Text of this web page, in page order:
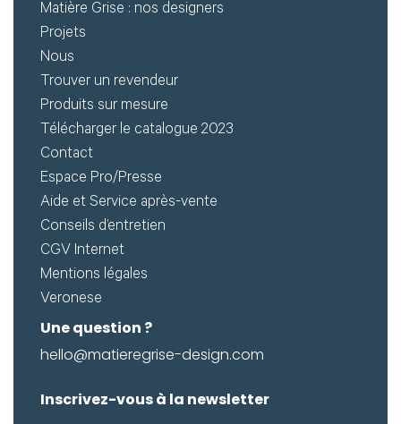
Matière Grise : nos designers
Projets
Nous
Trouver un revendeur
Produits sur mesure
Télécharger le catalogue 2023
Contact
Espace Pro/Presse
Aide et Service après-vente
Conseils d’entretien
CGV Internet
Mentions légales
Veronese
Une question ?
hello@matieregrise-design.com
Inscrivez-vous à la newsletter